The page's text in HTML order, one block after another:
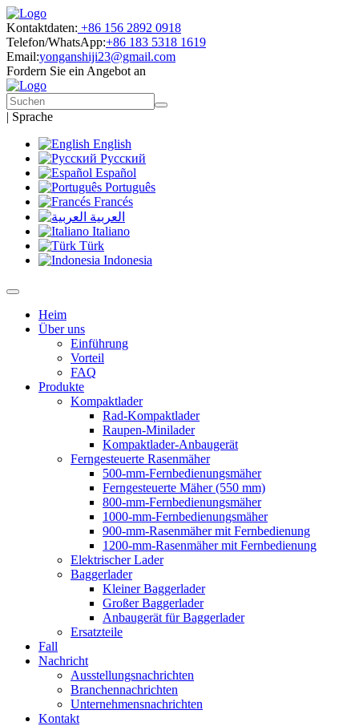
Kontaktdaten: +86 156 2892 0918
Telefon/WhatsApp:+86 183 5318 1619
Email:yonganshiji23@gmail.com
Fordern Sie ein Angebot an
| Sprache
English
Русский
Español
Português
Francés
العربية
Italiano
Türk
Indonesia
Heim
Über uns
Einführung
Vorteil
FAQ
Produkte
Kompaktlader
Rad-Kompaktlader
Raupen-Minilader
Kompaktlader-Anbaugerät
Ferngesteuerte Rasenmäher
500-mm-Fernbedienungsmäher
Ferngesteuerte Mäher (550 mm)
800-mm-Fernbedienungsmäher
1000-mm-Fernbedienungsmäher
900-mm-Rasenmäher mit Fernbedienung
1200-mm-Rasenmäher mit Fernbedienung
Elektrischer Lader
Baggerlader
Kleiner Baggerlader
Großer Baggerlader
Anbaugerät für Baggerlader
Ersatzteile
Fall
Nachricht
Ausstellungsnachrichten
Branchennachrichten
Unternehmensnachrichten
Kontakt